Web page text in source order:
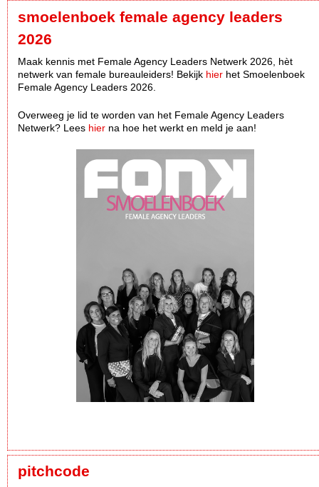
smoelenboek female agency leaders
2026
Maak kennis met Female Agency Leaders Netwerk 2026, hèt
netwerk van female bureauleiders! Bekijk hier het Smoelenboek
Female Agency Leaders 2026.
Overweeg je lid te worden van het Female Agency Leaders
Netwerk? Lees hier na hoe het werkt en meld je aan!
pitchcode